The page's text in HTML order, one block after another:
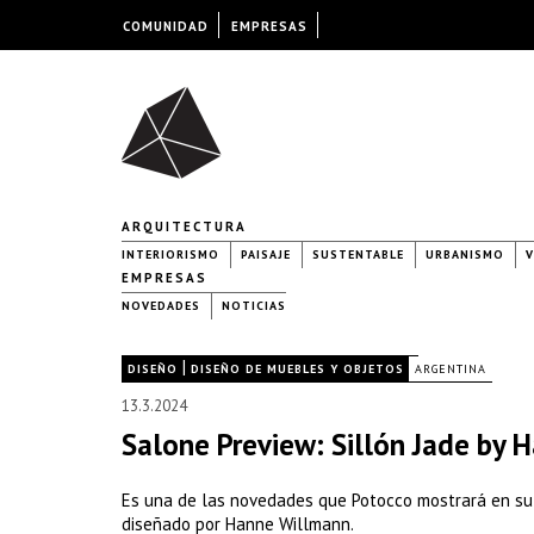
ARQUITECTURA
INTERIORISMO PAISAJE SUSTENTABLE URBANISMO
EMPRESAS
NOVEDADES NOTICIAS
DISEÑO | DISEÑO DE MUEBLES Y OBJETOS ARGENTINA
13.3.2024
Salone Preview: Sillón Jade by
Es una de las novedades que Potocco mostrará en
diseñado por Hanne Willmann.
COMUNIDAD EMPRESAS